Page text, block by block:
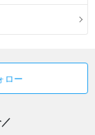
ロー